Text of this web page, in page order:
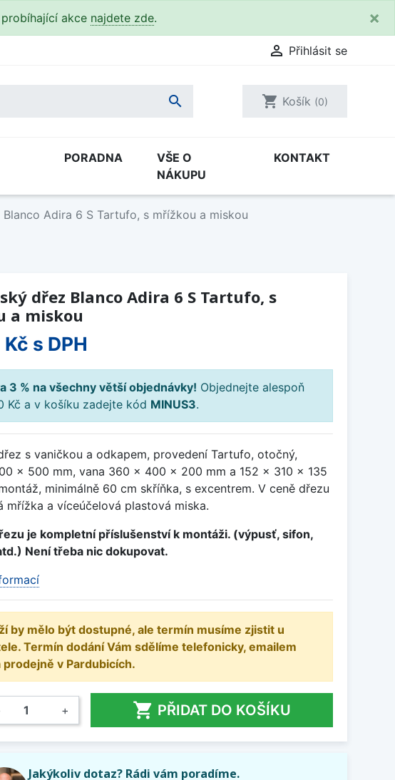
akce najdete zde. ×
 Přihlásit se
 shopping_cart Košík (0)
PORADNA
VŠE O
NÁKUPU
KONTAKT
Blanco Adira 6 S Tartufo, s mřížkou a miskou
dřez Blanco Adira 6 S Tartufo, s
a miskou
Kč s DPH
3 % na všechny větší objednávky! Objednejte alespoň
Kč a v košíku zadejte kód MINUS3.
s vaničkou a odkapem, provedení Tartufo, otočný,
x 500 mm, vana 360 x 400 x 200 mm a 152 x 310 x 135
minimálně 60 cm skříňka, s excentrem. V ceně dřezu
mřížka a víceúčelová plastová miska.
je kompletní příslušenství k montáži. (výpusť, sifon,
Není třeba nic dokupovat.
by mělo být dostupné, ale termín musíme zjistit u
Termín dodání Vám sdělíme telefonicky, emailem
prodejně v Pardubicích.
+  PŘIDAT DO KOŠÍKU
Jakýkoliv dotaz? Rádi vám poradíme.